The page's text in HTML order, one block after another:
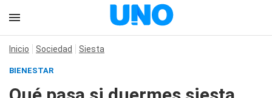
Inicio Sociedad Siesta
BIENESTAR